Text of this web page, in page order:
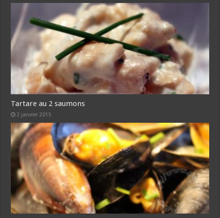
Tartare au 2 saumons
2 janvier 2015